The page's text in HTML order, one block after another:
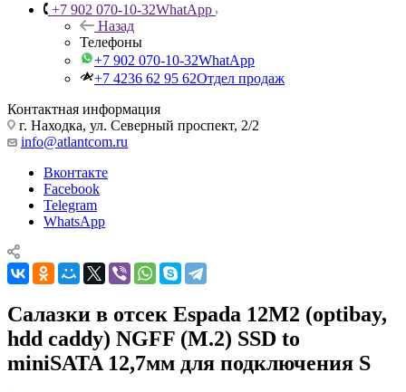
+7 902 070-10-32WhatApp
Назад
Телефоны
+7 902 070-10-32WhatApp
+7 4236 62 95 62Отдел продаж
Контактная информация
г. Находка, ул. Северный проспект, 2/2
info@atlantcom.ru
Вконтакте
Facebook
Telegram
WhatsApp
Салазки в отсек Espada 12M2 (optibay,
hdd caddy) NGFF (M.2) SSD to
miniSATA 12,7мм для подключения S